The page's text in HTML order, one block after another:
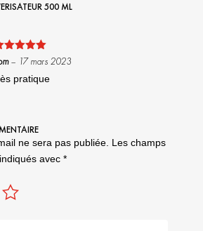
500 ML
5sur
– 17 mars 2023
pratique
ne sera pas publiée. Les champs
avec *